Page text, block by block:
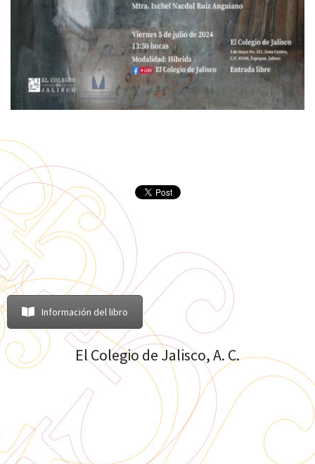
Información del libro
El Colegio de Jalisco, A. C.